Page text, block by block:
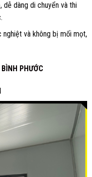
dễ dàng di chuyển và thi
và không bị mối mọt,
PHƯỚC